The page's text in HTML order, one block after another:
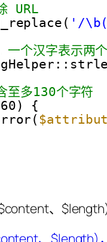
URL
'/
个汉字表示两
多130个字符
{
、